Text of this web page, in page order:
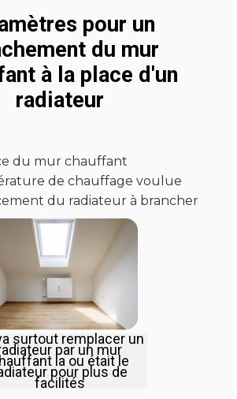
pour un
du mur
à la place d'un
radiateur
du mur chauffant
de chauffage voulue
du radiateur à brancher
surtout remplacer un
par un mur
la ou était le
pour plus de
facilités